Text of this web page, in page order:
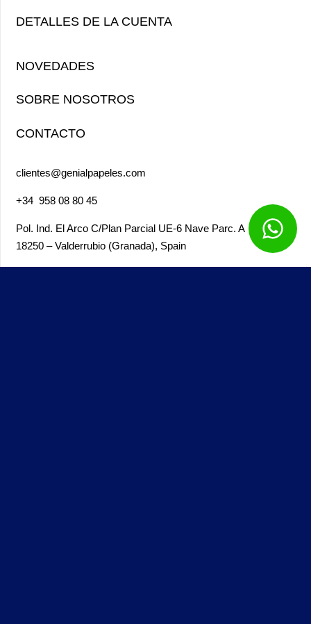
DETALLES DE LA CUENTA
NOVEDADES
SOBRE NOSOTROS
CONTACTO
clientes@genialpapeles.com
+34 958 08 80 45
Pol. Ind. El Arco C/Plan Parcial UE-6 Nave Parc. A
18250 – Valderrubio (Granada), Spain